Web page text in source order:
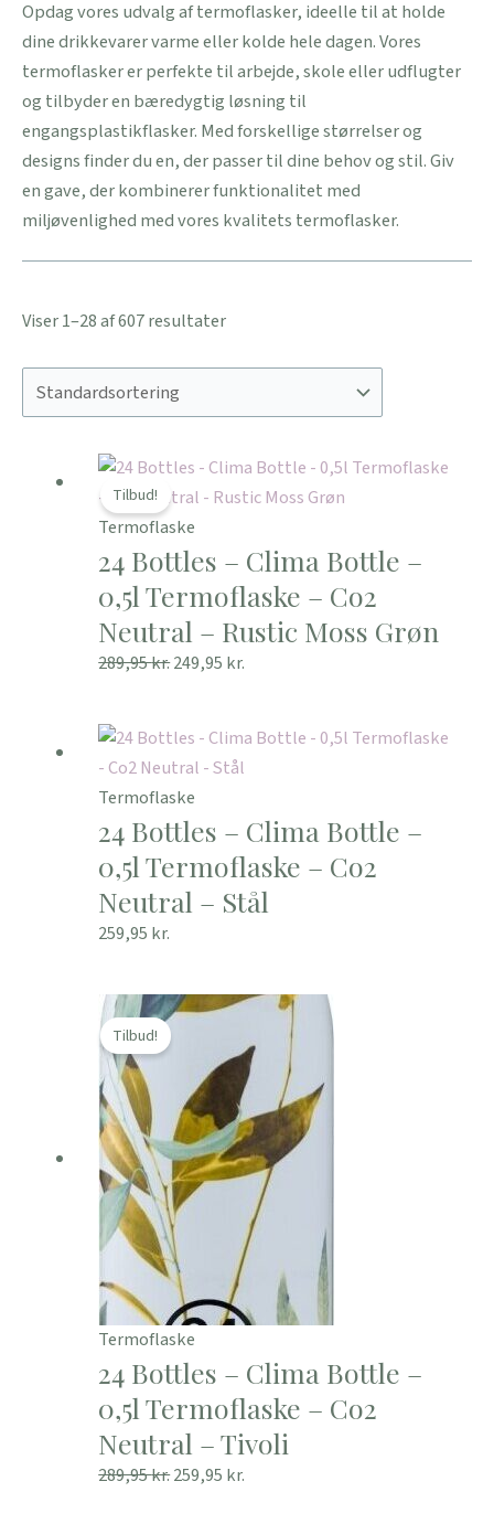
Opdag vores udvalg af termoflasker, ideelle til at holde
dine drikkevarer varme eller kolde hele dagen. Vores
termoflasker er perfekte til arbejde, skole eller udflugter
og tilbyder en bæredygtig løsning til
engangsplastikflasker. Med forskellige størrelser og
designs finder du en, der passer til dine behov og stil. Giv
en gave, der kombinerer funktionalitet med
miljøvenlighed med vores kvalitets termoflasker.
Viser 1–28 af 607 resultater
Tilbud!
Termoflaske
24 Bottles – Clima Bottle –
0,5l Termoflaske – Co2
Neutral – Rustic Moss Grøn
289,95kr.
Den
oprindelige
pris
var:
289,95 kr..
249,95 kr.
Den
aktuelle
er:
249,95 kr..
Termoflaske
24 Bottles – Clima Bottle –
0,5l Termoflaske – Co2
Neutral – Stål
259,95 kr.
Tilbud!
Termoflaske
24 Bottles – Clima Bottle –
0,5l Termoflaske – Co2
Neutral – Tivoli
289,95kr.
Den
oprindelige
var:
289,95 kr..
259,95 kr.
Den
aktuelle
pris
er:
259,95 kr..